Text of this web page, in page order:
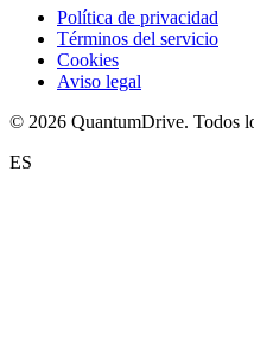
Política de privacidad
Términos del servicio
Cookies
Aviso legal
© 2026 QuantumDrive. Todos
ES